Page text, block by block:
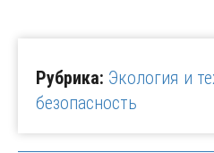
Рубрика: Экология и
безопасность